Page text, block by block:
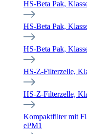
HS-Beta Pak,
HS-Beta Pak,
HS-Beta Pak,
HS-Z-Filterzelle,
HS-Z-Filterzelle,
Kompaktfilter mit
ePM1